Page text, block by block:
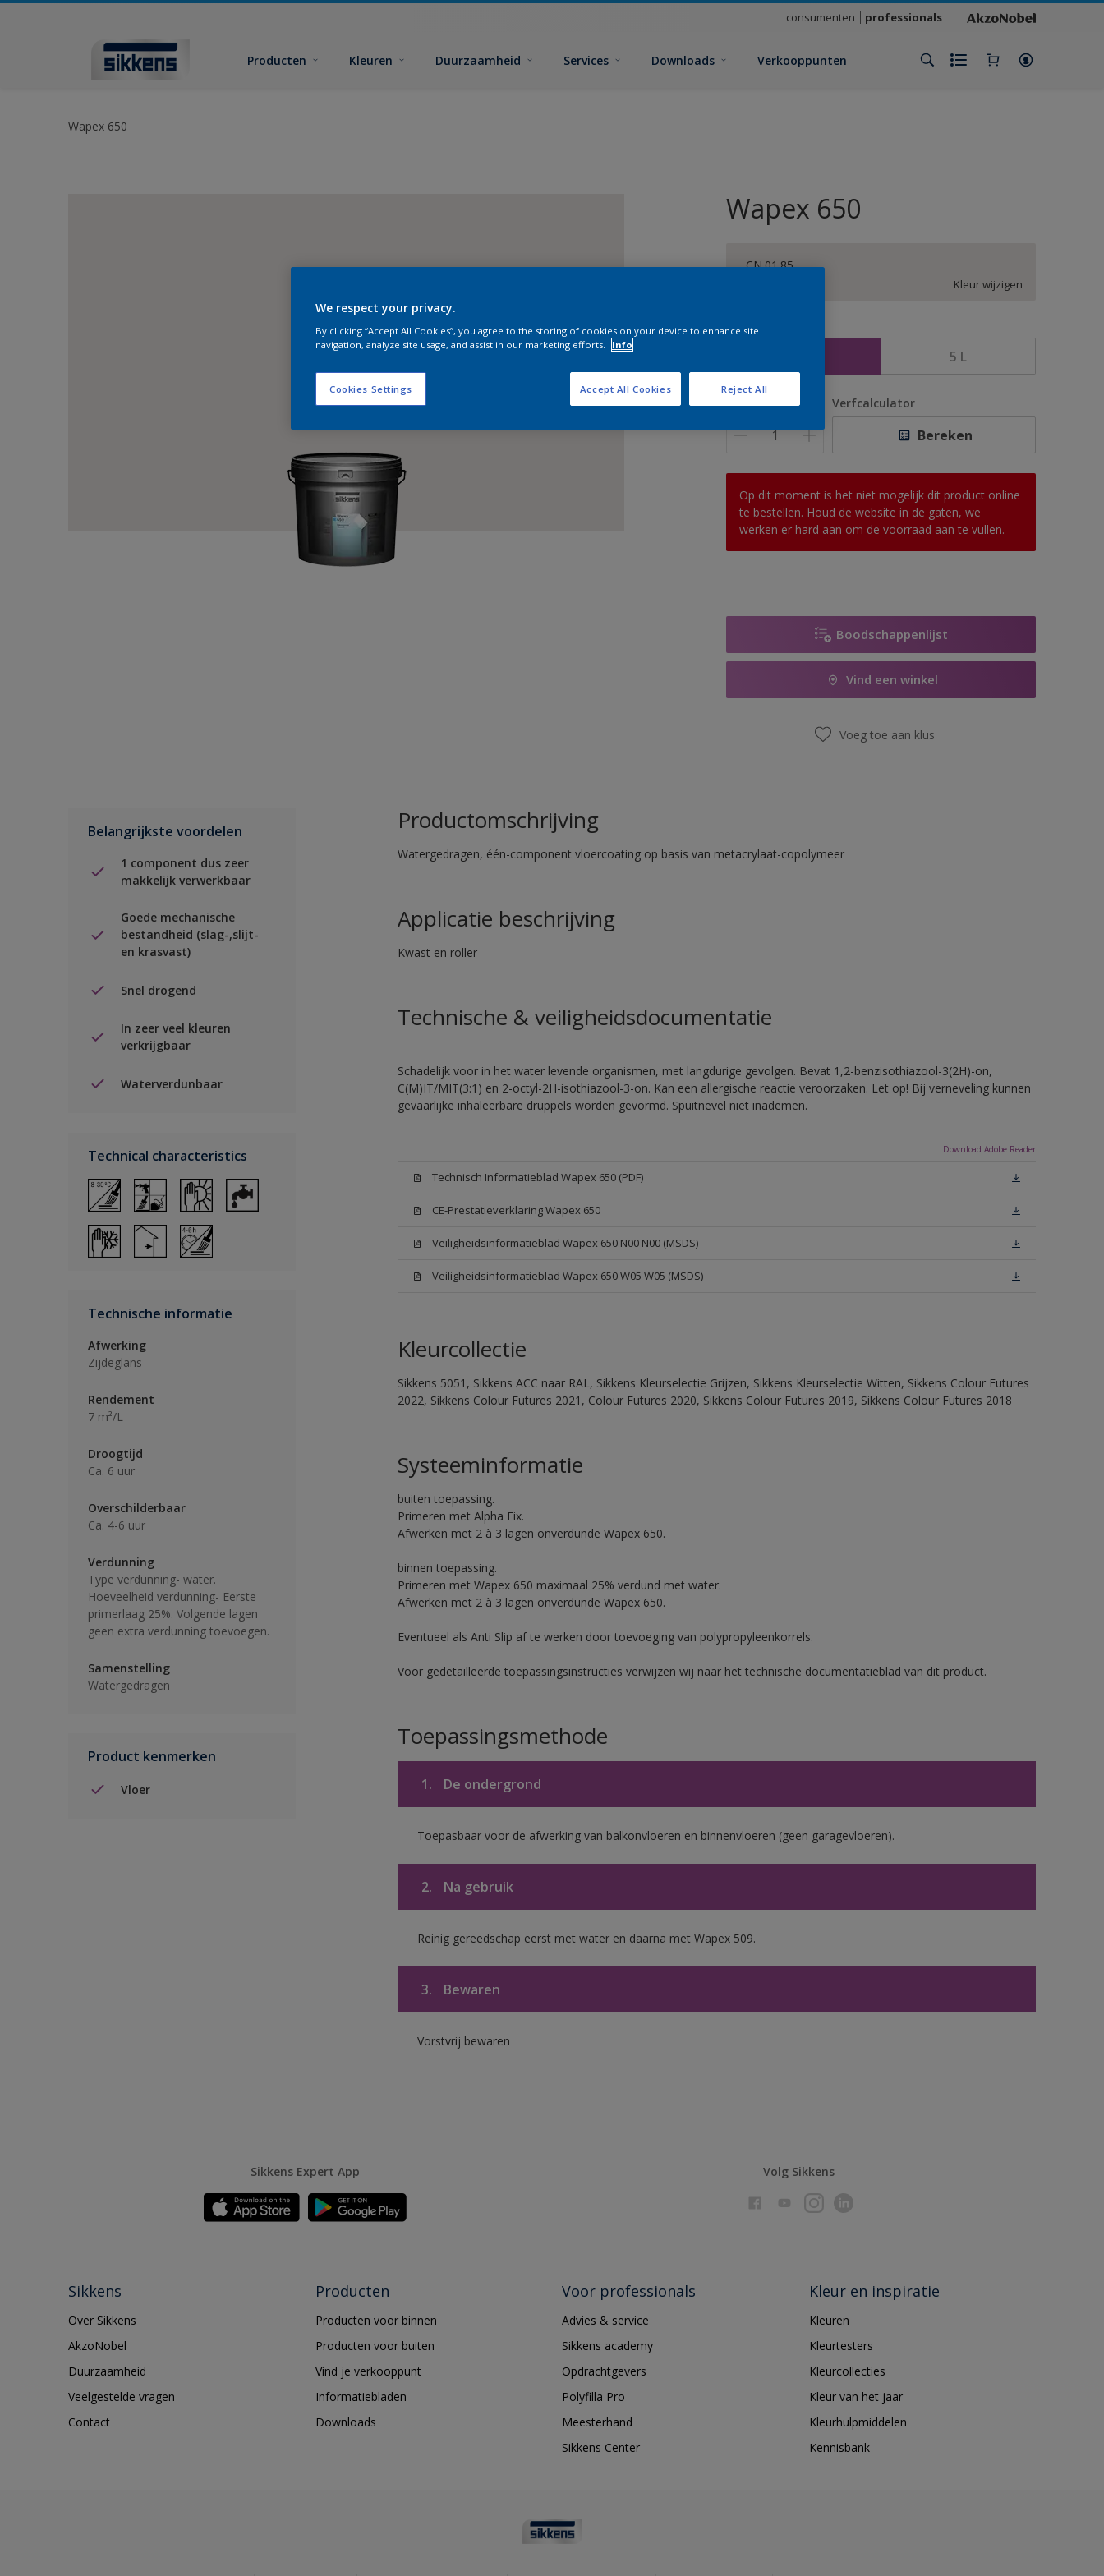
consumenten professionals
Producten Kleuren Duurzaamheid Services Downloads Verkooppunten
Wapex 650
Wapex 650
CN.01.85
Kleur wijzigen
Grootte
5 L
Aantal Verfcalculator
Bereken
Op dit moment is het niet mogelijk dit product online
te bestellen. Houd de website in de gaten, we
werken er hard aan om de voorraad aan te vullen.
Boodschappenlijst
Vind een winkel
Voeg toe aan klus
Belangrijkste voordelen
1 component dus zeer
makkelijk verwerkbaar
Goede mechanische
bestandheid (slag-,slijt-
en krasvast)
Snel drogend
In zeer veel kleuren
verkrijgbaar
Waterverdunbaar
Technical characteristics
Technische informatie
Afwerking
Zijdeglans
Rendement
7 m²/L
Droogtijd
Ca. 6 uur
Overschilderbaar
Ca. 4-6 uur
Verdunning
Type verdunning- water.
Hoeveelheid verdunning- Eerste
primerlaag 25%. Volgende lagen
geen extra verdunning toevoegen.
Samenstelling
Watergedragen
Product kenmerken
Vloer
Productomschrijving
Watergedragen, één-component vloercoating op basis van metacrylaat-copolymeer
Applicatie beschrijving
Kwast en roller
Technische & veiligheidsdocumentatie
Schadelijk voor in het water levende organismen, met langdurige gevolgen. Bevat 1,2-benzisothiazool-3(2H)-on,
C(M)IT/MIT(3:1) en 2-octyl-2H-isothiazool-3-on. Kan een allergische reactie veroorzaken. Let op! Bij verneveling kunnen
gevaarlijke inhaleerbare druppels worden gevormd. Spuitnevel niet inademen.
Download Adobe Reader
Technisch Informatieblad Wapex 650 (PDF)
CE-Prestatieverklaring Wapex 650
Veiligheidsinformatieblad Wapex 650 N00 N00 (MSDS)
Veiligheidsinformatieblad Wapex 650 W05 W05 (MSDS)
Kleurcollectie
Sikkens 5051, Sikkens ACC naar RAL, Sikkens Kleurselectie Grijzen, Sikkens Kleurselectie Witten, Sikkens Colour Futures
2022, Sikkens Colour Futures 2021, Colour Futures 2020, Sikkens Colour Futures 2019, Sikkens Colour Futures 2018
Systeeminformatie
buiten toepassing.
Primeren met Alpha Fix.
Afwerken met 2 à 3 lagen onverdunde Wapex 650.
binnen toepassing.
Primeren met Wapex 650 maximaal 25% verdund met water.
Afwerken met 2 à 3 lagen onverdunde Wapex 650.
Eventueel als Anti Slip af te werken door toevoeging van polypropyleenkorrels.
Voor gedetailleerde toepassingsinstructies verwijzen wij naar het technische documentatieblad van dit product.
Toepassingsmethode
1. De ondergrond
Toepasbaar voor de afwerking van balkonvloeren en binnenvloeren (geen garagevloeren).
2. Na gebruik
Reinig gereedschap eerst met water en daarna met Wapex 509.
3. Bewaren
Vorstvrij bewaren
Sikkens Expert App Volg Sikkens
Sikkens
Over Sikkens
AkzoNobel
Duurzaamheid
Veelgestelde vragen
Contact
Producten
Producten voor binnen
Producten voor buiten
Vind je verkooppunt
Informatiebladen
Downloads
Voor professionals
Advies & service
Sikkens academy
Opdrachtgevers
Polyfilla Pro
Meesterhand
Sikkens Center
Kleur en inspiratie
Kleuren
Kleurtesters
Kleurcollecties
Kleur van het jaar
Kleurhulpmiddelen
Kennisbank
We respect your privacy.
By clicking “Accept All Cookies”, you agree to the storing of cookies on your device to enhance site
navigation, analyze site usage, and assist in our marketing efforts.
Info
Cookies Settings Reject All
Accept All Cookies